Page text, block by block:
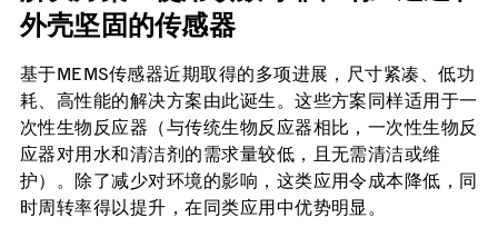
外壳坚固的传感器
基于MEMS传感器近期取得的多项进展，尺寸紧凑、低功
耗、高性能的解决方案由此诞生。这些方案同样适用于一
次性生物反应器（与传统生物反应器相比，一次性生物反
应器对用水和清洁剂的需求量较低，且无需清洁或维
护）。除了减少对环境的影响，这类应用令成本降低，同
时周转率得以提升，在同类应用中优势明显。